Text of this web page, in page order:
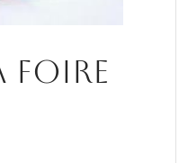
Foire